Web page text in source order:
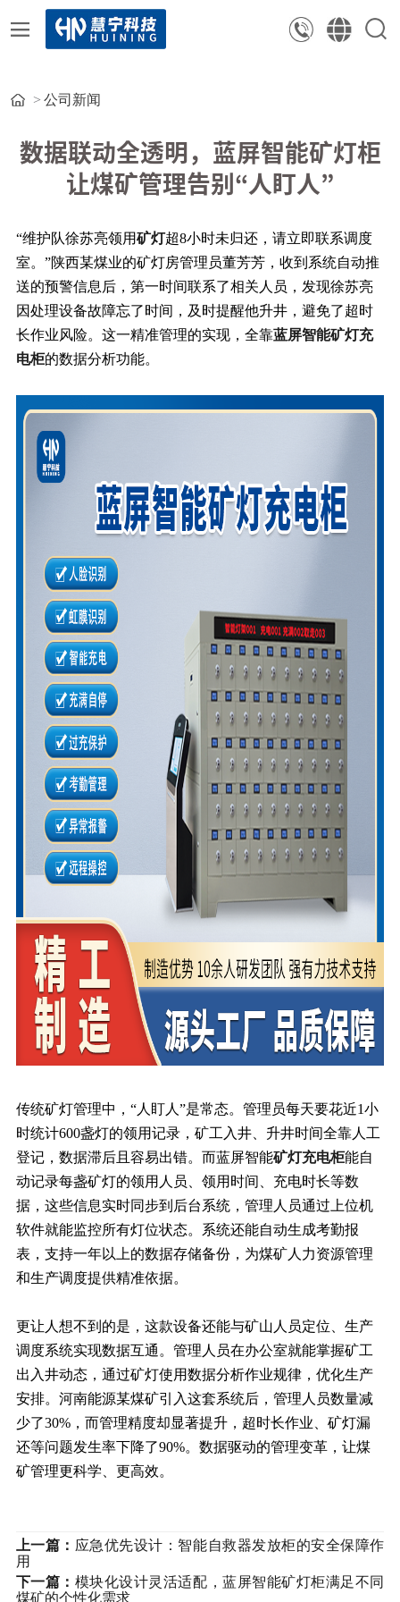
公司新闻
数据联动全透明，蓝屏智能矿灯柜
让煤矿管理告别“人盯人”
“维护队徐苏亮领用矿灯超8小时未归还，请立即联系调度
室。”陕西某煤业的矿灯房管理员董芳芳，收到系统自动推
送的预警信息后，第一时间联系了相关人员，发现徐苏亮
因处理设备故障忘了时间，及时提醒他升井，避免了超时
长作业风险。这一精准管理的实现，全靠蓝屏智能矿灯充
电柜的数据分析功能。
传统矿灯管理中，“人盯人”是常态。管理员每天要花近1小
时统计600盏灯的领用记录，矿工入井、升井时间全靠人工
登记，数据滞后且容易出错。而蓝屏智能矿灯充电柜能自
动记录每盏矿灯的领用人员、领用时间、充电时长等数
据，这些信息实时同步到后台系统，管理人员通过上位机
软件就能监控所有灯位状态。系统还能自动生成考勤报
表，支持一年以上的数据存储备份，为煤矿人力资源管理
和生产调度提供精准依据。
更让人想不到的是，这款设备还能与矿山人员定位、生产
调度系统实现数据互通。管理人员在办公室就能掌握矿工
出入井动态，通过矿灯使用数据分析作业规律，优化生产
安排。河南能源某煤矿引入这套系统后，管理人员数量减
少了30%，而管理精度却显著提升，超时长作业、矿灯漏
还等问题发生率下降了90%。数据驱动的管理变革，让煤
矿管理更科学、更高效。
上一篇： 应急优先设计：智能自救器发放柜的安全保障作
用
下一篇： 模块化设计灵活适配，蓝屏智能矿灯柜满足不同
煤矿的个性化需求